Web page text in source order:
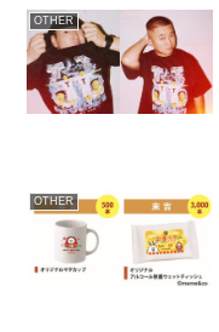
OTHER
OTHER